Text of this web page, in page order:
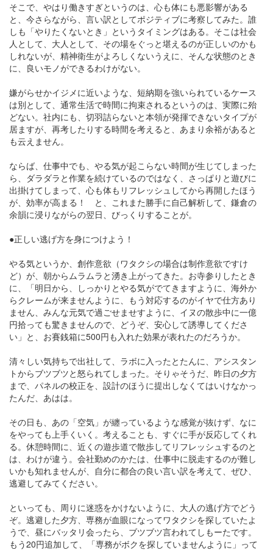
そこで、やはり働きすぎというのは、心も体にも悪影響がある
と、今さらながら、言い訳としてポジティブに考察してみた。誰
しも「やりたくないとき」というタイミングはある。そこは社会
人として、大人として、その場をぐっと堪えるのが正しいのかも
しれないが、精神衛生がよろしくないうえに、そんな状態のとき
に、良いモノができるわけがない。
嫌がらせかイジメに近いような、短納期を強いられているケース
は別として、通常生活で時間に拘束されるというのは、実際に殆
どない。社内にも、切羽詰らないと本領が発揮できないタイプが
居ますが、再考したりする時間を考えると、あまり余裕があると
も云えません。
ならば、仕事中でも、やる気が起こらない時間が生じてしまった
ら、ダラダラと作業を続けているのではなく、さっぱりと遊びに
出掛けてしまって、心も体もリフレッシュしてから再開したほう
が、効率が高まる！ と、これまた勝手に自己解析して、鎌倉の
余韻に浸りながらの翌日、びっくりすることが。
●正しい逃げ方を身につけよう！
やる気というか、創作意欲（ワタクシの場合は制作意欲ですけ
ど）が、朝からムラムラと湧き上がってきた。お寺参りしたとき
に、「明日から、しっかりとやる気がでてきますように、海外か
らクレームが来ませんように、もう対応するのがイヤで仕方あり
ません、みんな元気で過ごせませすように、イヌの散歩中に一億
円拾っても驚きませんので、どうぞ、安心して誘導してくださ
い」と、お賽銭箱に500円も入れた効果が表れたのだろうか。
清々しい気持ちで出社して、ラボに入ったとたんに、アシスタン
トからブツブツと怒られてしまった。そりゃそうだ、昨日の夕方
まで、パネルの校正を、設計のほうに提出しなくてはいけなかっ
たんだ、あはは。
その日も、あの「空気」が纏っているような感覚が抜けず、なに
をやっても上手くいく。考えることも、すぐに手が反応してくれ
る。休憩時間に、近くの遊歩道で散歩してリフレッシュするのと
は、わけが違う。会社勤めのかたは、仕事中に脱走するのが難し
いかも知れませんが、自分に都合の良い言い訳を考えて、ぜひ、
逃避してみてください。
といっても、周りに迷惑をかけないように、大人の逃げ方でどう
ぞ。逃避した夕方、専務が血眼になってワタクシを探していたよ
うで、昼にバッタリ会ったら、ブツブツ言われてしもーたです。
もう20円追加して、「専務がボクを探していませんように」って